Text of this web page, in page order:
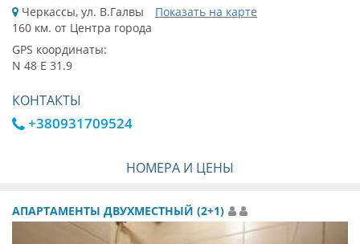
Черкассы, ул. В.Галвы
Показать на карте
160 км. от Центра города
GPS координаты:
N 48 E 31.9
КОНТАКТЫ
+380931709524
НОМЕРА И ЦЕНЫ
АПАРТАМЕНТЫ ДВУХМЕСТНЫЙ (2+1)